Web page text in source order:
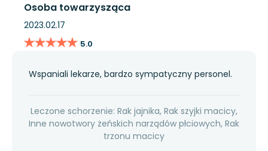
Osoba towarzysząca
2023.02.17
★★★★★
★★★★★ 5.0
Wspaniali lekarze, bardzo sympatyczny personel.
Leczone schorzenie: Rak jajnika, Rak szyjki macicy,
Inne nowotwory żeńskich narządów płciowych, Rak
trzonu macicy